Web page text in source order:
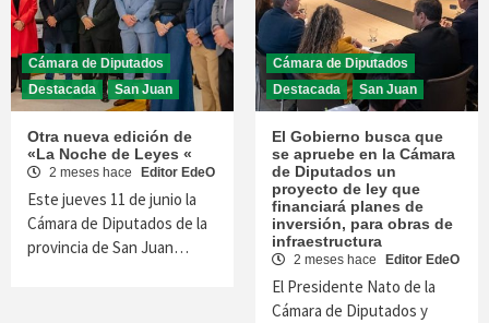
Cámara de Diputados
Destacada
San Juan
Otra nueva edición de
«La Noche de Leyes «
2 meses hace Editor EdeO
Este jueves 11 de junio la
Cámara de Diputados de la
provincia de San Juan…
Cámara de Diputados
Destacada
San Juan
El Gobierno busca que
se apruebe en la Cámara
de Diputados un
proyecto de ley que
financiará planes de
inversión, para obras de
infraestructura
2 meses hace Editor EdeO
El Presidente Nato de la
Cámara de Diputados y